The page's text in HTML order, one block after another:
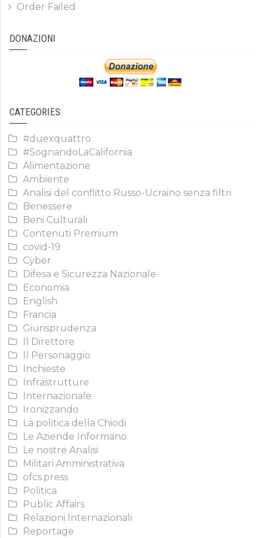
Order Failed
DONAZIONI
CATEGORIES
#duexquattro
#SognandoLaCalifornia
Alimentazione
Ambiente
Analisi del conflitto Russo-Ucraino senza filtri
Benessere
Beni Culturali
Contenuti Premium
covid-19
Cyber
Difesa e Sicurezza Nazionale
Economia
English
Francia
Giurisprudenza
Il Direttore
Il Personaggio
Inchieste
Infrastrutture
Internazionale
Ironizzando
La politica della Chiodi
Le Aziende Informano
Le nostre Analisi
Militari Amministrativa
ofcs.press
Politica
Public Affairs
Relazioni Internazionali
Reportage